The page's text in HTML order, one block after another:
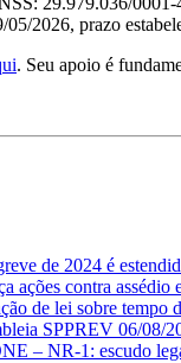
2026, prazo
. Seu apoio é
de 2024 é
ações contra assédio
de lei sobre tempo
SPPREV 06/08/
– NR-1: escudo